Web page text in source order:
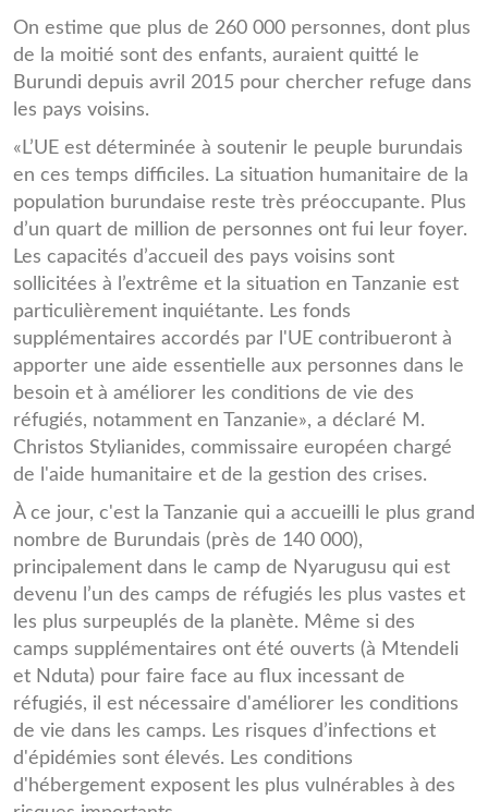
On estime que plus de 260 000 personnes, dont plus
de la moitié sont des enfants, auraient quitté le
Burundi depuis avril 2015 pour chercher refuge dans
les pays voisins.
«L’UE est déterminée à soutenir le peuple burundais
en ces temps difficiles. La situation humanitaire de la
population burundaise reste très préoccupante. Plus
d’un quart de million de personnes ont fui leur foyer.
Les capacités d’accueil des pays voisins sont
sollicitées à l’extrême et la situation en Tanzanie est
particulièrement inquiétante. Les fonds
supplémentaires accordés par l'UE contribueront à
apporter une aide essentielle aux personnes dans le
besoin et à améliorer les conditions de vie des
réfugiés, notamment en Tanzanie», a déclaré M.
Christos Stylianides, commissaire européen chargé
de l'aide humanitaire et de la gestion des crises.
À ce jour, c'est la Tanzanie qui a accueilli le plus grand
nombre de Burundais (près de 140 000),
principalement dans le camp de Nyarugusu qui est
devenu l’un des camps de réfugiés les plus vastes et
les plus surpeuplés de la planète. Même si des
camps supplémentaires ont été ouverts (à Mtendeli
et Nduta) pour faire face au flux incessant de
réfugiés, il est nécessaire d'améliorer les conditions
de vie dans les camps. Les risques d’infections et
d'épidémies sont élevés. Les conditions
d'hébergement exposent les plus vulnérables à des